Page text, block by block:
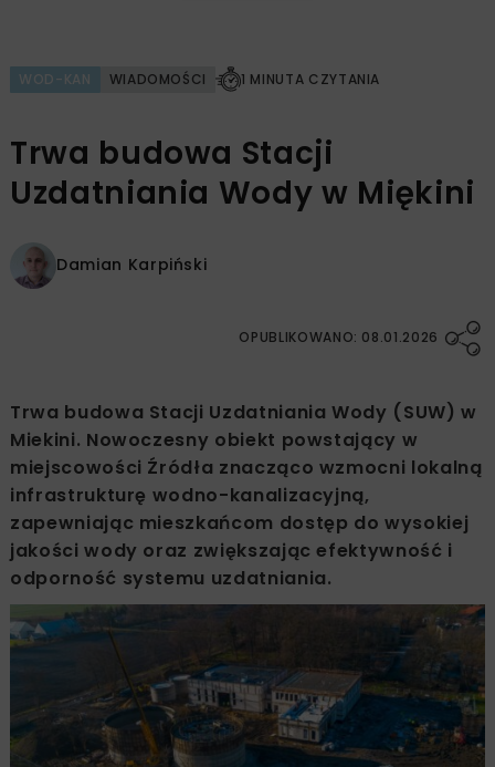
WOD-KAN WIADOMOŚCI 1 MINUTA CZYTANIA
Trwa budowa Stacji
Uzdatniania Wody w Miękini
Damian Karpiński
OPUBLIKOWANO: 08.01.2026
Trwa budowa Stacji Uzdatniania Wody (SUW) w
Miekini. Nowoczesny obiekt powstający w
miejscowości Źródła znacząco wzmocni lokalną
infrastrukturę wodno-kanalizacyjną,
zapewniając mieszkańcom dostęp do wysokiej
jakości wody oraz zwiększając efektywność i
odporność systemu uzdatniania.